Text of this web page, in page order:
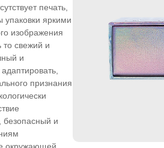
печать,
упаковки яркими
изображения
то свежий и
и
признания
безопасный и
окружающей